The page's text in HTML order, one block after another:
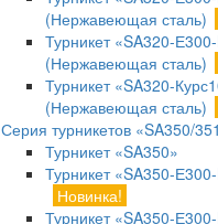
(Нержавеющая сталь)
Турникет «SA320-
(Нержавеющая сталь)
Турникет «SA320-
(Нержавеющая сталь)
Серия турникетов «SA350/
Турникет «SA350»
Турникет «SA350-
Новинка!
Турникет «SA350-